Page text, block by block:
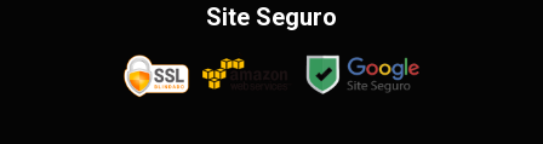
Site Seguro